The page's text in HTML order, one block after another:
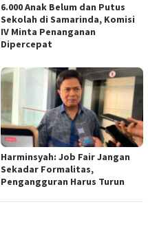
6.000 Anak Belum dan Putus
Sekolah di Samarinda, Komisi
IV Minta Penanganan
Dipercepat
Harminsyah: Job Fair Jangan
Sekadar Formalitas,
Pengangguran Harus Turun